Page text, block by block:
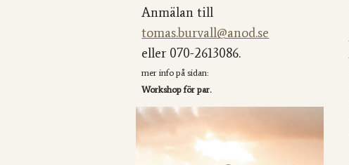
Anmälan till
tomas.burvall@anod.se
eller 070-2613086.
mer info på sidan:
Workshop för par.